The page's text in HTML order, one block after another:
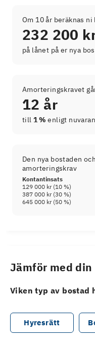
Om 10 år beräknas
232 200
på lånet på er nya
Amorteringskravet
12 år
till 1 % enligt
Den nya bostaden
amorteringskrav
Kontantinsats
129 000 kr(10 %)
387 000 kr(30 %)
645 000 kr(50 %)
Jämför med
Viken typ av bostad
Hyresrätt